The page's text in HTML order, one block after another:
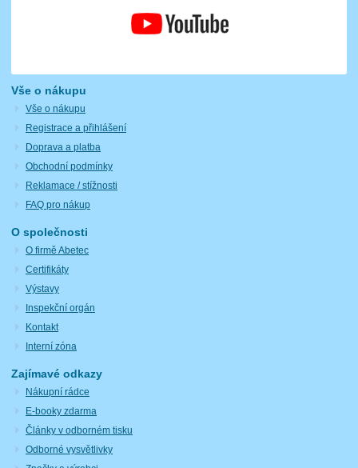
Vše o nákupu
Vše o nákupu
Registrace a přihlášení
Doprava a platba
Obchodní podmínky
Reklamace / stížnosti
FAQ pro nákup
O společnosti
O firmě Abetec
Certifikáty
Výstavy
Inspekční orgán
Kontakt
Interní zóna
Zajímavé odkazy
Nákupní rádce
E-booky zdarma
Články v odborném tisku
Odborné vysvětlivky